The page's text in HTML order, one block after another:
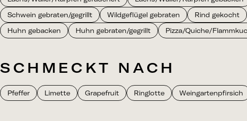
Schwein gebraten/gegrillt
Wildgeflügel gebraten Rind gekocht
Huhn gebacken
Huhn gebraten/gegrillt Pizza/Quiche/
SCHMECKT NACH
Pfeffer Limette Grapefruit Ringlotte Weingartenpfirsich